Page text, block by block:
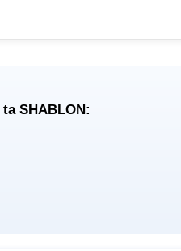
taSHABLON: